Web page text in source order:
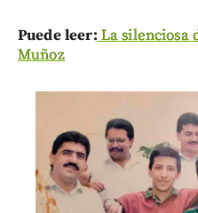
Puede leer: La silenciosa
Muñoz